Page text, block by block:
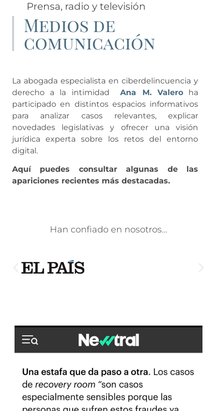
Prensa, radio y televisión
Medios de
comunicación
La abogada especialista en ciberdelincuencia y
derecho a la intimidad Ana M. Valero ha
participado en distintos espacios informativos
para analizar casos relevantes, explicar
novedades legislativas y ofrecer una visión
jurídica experta sobre los retos del entorno
digital.
Aquí puedes consultar algunas de las
apariciones recientes más destacadas.
Han confiado en nosotros…